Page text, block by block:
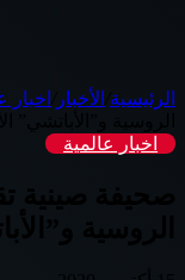
الرئيسية الأخبار اخبار
اخبار عالمية
صحيفة صينية
الروسية